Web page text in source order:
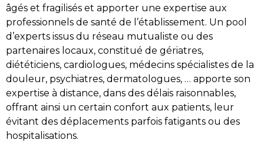
âgés et fragilisés et apporter une expertise aux
professionnels de santé de l’établissement. Un pool
d’experts issus du réseau mutualiste ou des
partenaires locaux, constitué de gériatres,
diététiciens, cardiologues, médecins spécialistes de la
douleur, psychiatres, dermatologues, … apporte son
expertise à distance, dans des délais raisonnables,
offrant ainsi un certain confort aux patients, leur
évitant des déplacements parfois fatigants ou des
hospitalisations.